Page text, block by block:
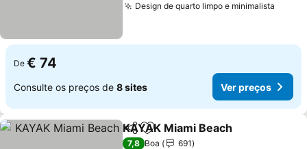
Design de quarto limpo e minimalista
De € 74
Consulte os preços de 8 sites Ver preços
PartilharAdicionar aos favoritos
KAYAK Miami Beach
7,8 Boa
691